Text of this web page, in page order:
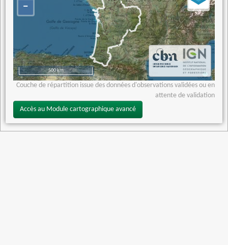
−
500 km
Couche de répartition issue des données d'observations validées ou en
attente de validation
Accès au Module cartographique avancé